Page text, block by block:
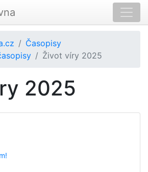
Časopisy
Život víry 2025
2025